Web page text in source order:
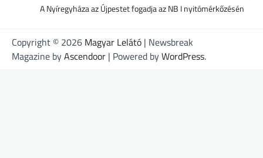
A Nyíregyháza az Újpestet fogadja az NB I nyitómérkőzésén
Copyright © 2026 Magyar Lelátó | Newsbreak
Magazine byAscendoor | Powered byWordPress.